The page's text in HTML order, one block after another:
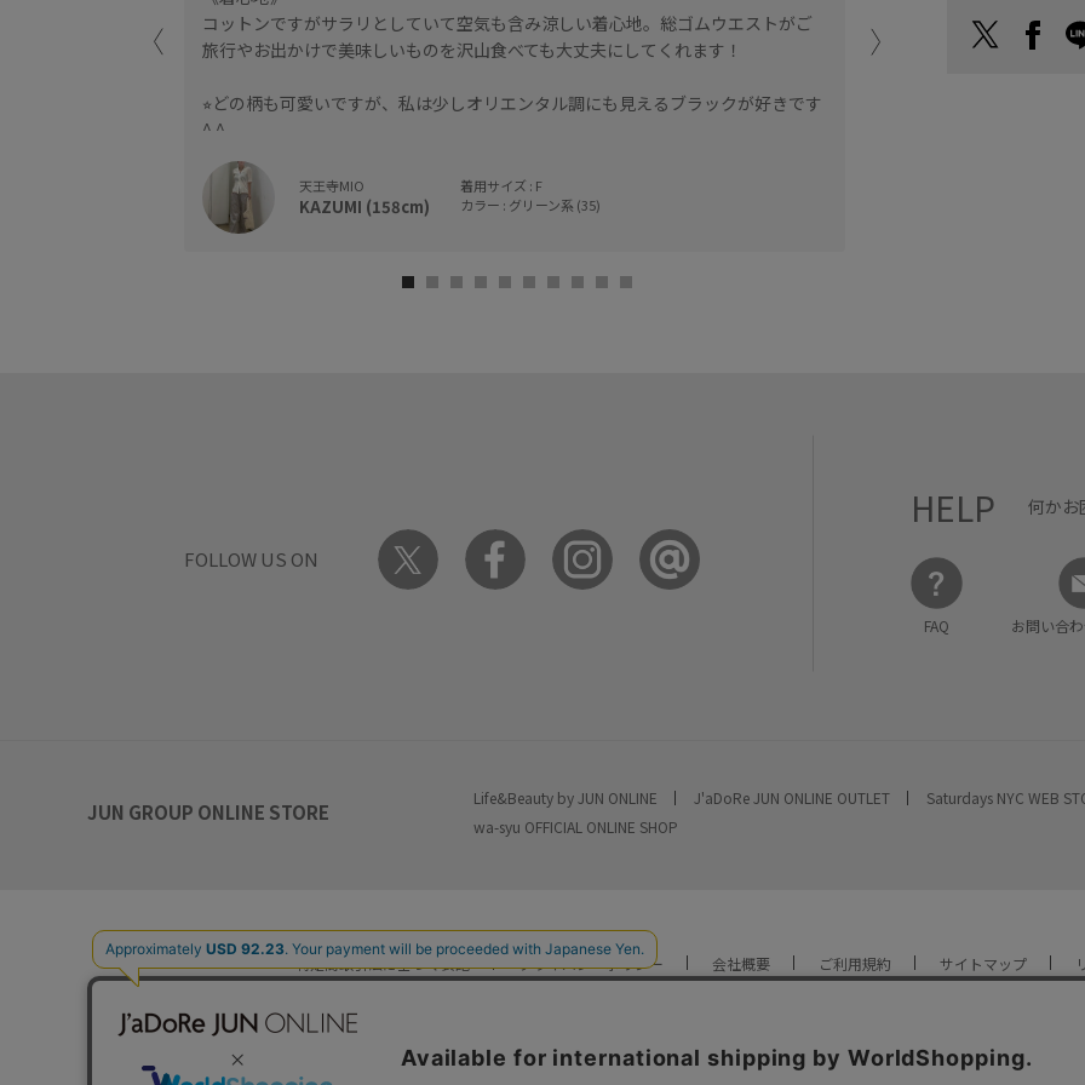
コットンですがサラリとしていて空気も含み涼しい着心地。総ゴムウエストがご
旅行やお出かけで美味しいものを沢山食べても大丈夫にしてくれます！
⭐︎どの柄も可愛いですが、私は少しオリエンタル調にも見えるブラックが好きです
^ ^
天王寺MIO
KAZUMI (158cm)
着用サイズ : F
カラー : グリーン系 (35)
moi salon et ropé
TSUKA
FOLLOW US ON
HELP 何かお
FAQ お問い合
JUN GROUP ONLINE STORE
Life&Beauty by JUN ONLINE J'aDoRe JUN ONLINE OUTLET Saturdays NYC WEB
wa-syu OFFICIAL ONLINE SHOP
特定商取引法に基づく表記 プライバシーポリシー 会社概要 ご利用規約 サイトマップ
YOU ARE CULTURE.